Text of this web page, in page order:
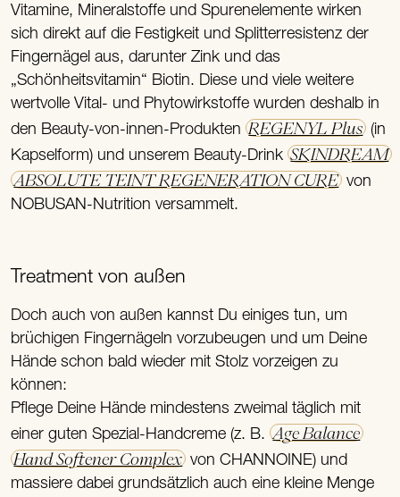
Vitamine, Mineralstoffe und Spurenelemente wirken
sich direkt auf die Festigkeit und Splitterresistenz der
Fingernägel aus, darunter Zink und das
„Schönheitsvitamin“ Biotin. Diese und viele weitere
wertvolle Vital- und Phytowirkstoffe wurden deshalb in
den Beauty-von-innen-ProduktenREGENYL Plus(in
Kapselform) und unserem Beauty-DrinkSKINDREAM
ABSOLUTE TEINT REGENERATION CUREvon
NOBUSAN-Nutrition versammelt.
Treatment von außen
Doch auch von außen kannst Du einiges tun, um
brüchigen Fingernägeln vorzubeugen und um Deine
Hände schon bald wieder mit Stolz vorzeigen zu
können:
Pflege Deine Hände mindestens zweimal täglich mit
einer guten Spezial-Handcreme (z. B.Age Balance
Hand Softener Complexvon CHANNOINE) und
massiere dabei grundsätzlich auch eine kleine Menge